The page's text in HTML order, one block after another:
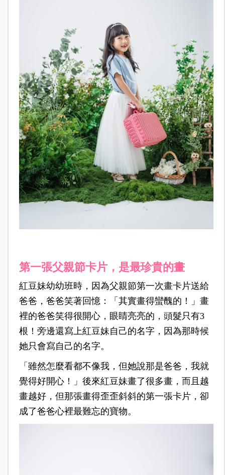
第一張父親節卡片，是最珍貴的畫
紅豆妹幼幼班時，因為父親節第一次畫卡片送給
爸爸，爸爸笑著回憶：「其實畫得蠻醜的！」畫
裡的爸爸笑得很開心，眼睛亮亮的，頭髮只有3
根！旁邊還寫上紅豆妹自己的名字，因為那時候
她只會寫自己的名字。
「雖然怎麼看都不像我，但她說那是爸爸，我就
覺得好開心！」後來紅豆妹畫了很多畫，而且越
畫越好，但那張畫得歪歪斜斜的第一張卡片，卻
成了爸爸心裡最難忘的寶物。